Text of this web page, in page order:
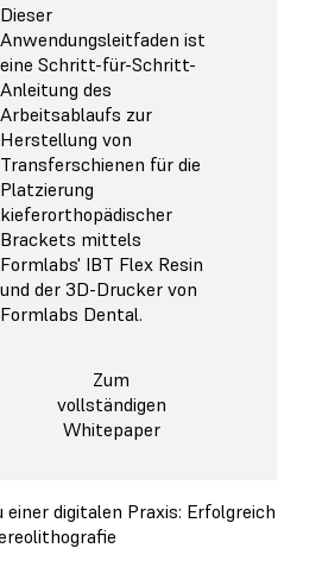
Dieser
Anwendungsleitfaden ist
eine Schritt-für-Schritt-
Anleitung des
Arbeitsablaufs zur
Herstellung von
Transferschienen für die
Platzierung
kieferorthopädischer
Brackets mittels
Formlabs' IBT Flex Resin
und der 3D-Drucker von
Formlabs Dental.
Zum
vollständigen
Whitepaper
einer digitalen Praxis: Erfolgreich